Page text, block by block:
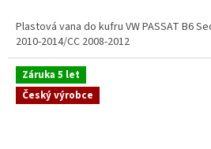
Plastová vana do kufru VW PASSAT B6
2010-2014/CC 2008-2012
Záruka 5 let
Český výrobce